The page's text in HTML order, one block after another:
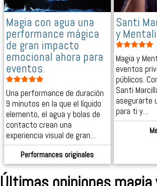
Magia con agua una
performance mágica
de gran impacto
emocional ahora para
eventos.
Una performance de duración
9 minutos en la que el líquido
elemento, el agua y bolas de
contacto crean una
experiencia visual de gran…
Performances originales
Santi
y
Magia y
eventos
públicos.
Santi
asegurarte
para ti y…